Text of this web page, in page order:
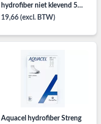
hydrofiber niet klevend 5 X
5 CM steriel per 10ST
19,66 (excl. BTW)
Aquacel hydrofiber Streng